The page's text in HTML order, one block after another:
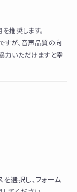
推奨します。
すが、音声品質の向
力いただけますと幸
選択し、フォーム